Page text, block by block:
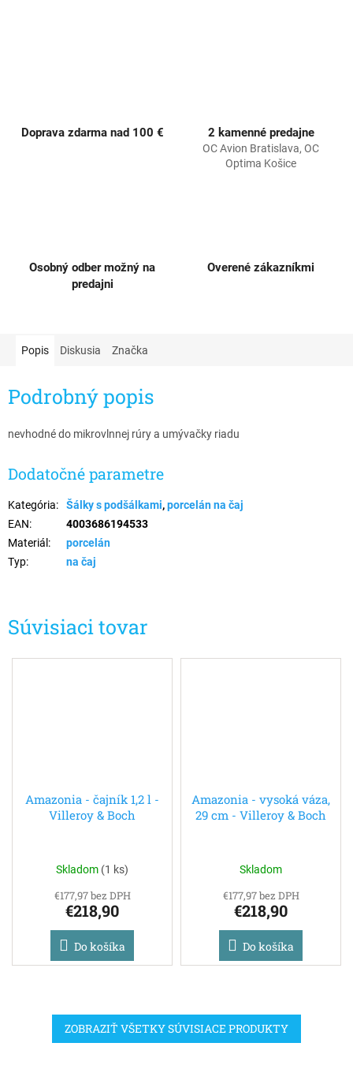
Doprava zdarma nad 100 € 2 kamenné predajne
OC Avion Bratislava, OC
Optima Košice
Osobný odber možný na
predajni
Overené zákazníkmi
Súvisiaci tovar
Amazonia - čajník 1,2 l -
Villeroy & Boch
Skladom (1 ks)
€177,97 bez DPH
€218,90
Do košíka
Amazonia - vysoká váza,
29 cm - Villeroy & Boch
Skladom
€177,97 bez DPH
€218,90
Do košíka
ZOBRAZIŤ VŠETKY SÚVISIACE PRODUKTY
Popis Diskusia Značka
Podrobný popis
nevhodné do mikrovlnnej rúry a umývačky riadu
Dodatočné parametre
Kategória: Šálky s podšálkami,porcelán na čaj
EAN:
4003686194533
Materiál :
porcelán
Typ: na čaj